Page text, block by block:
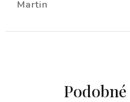
Martin